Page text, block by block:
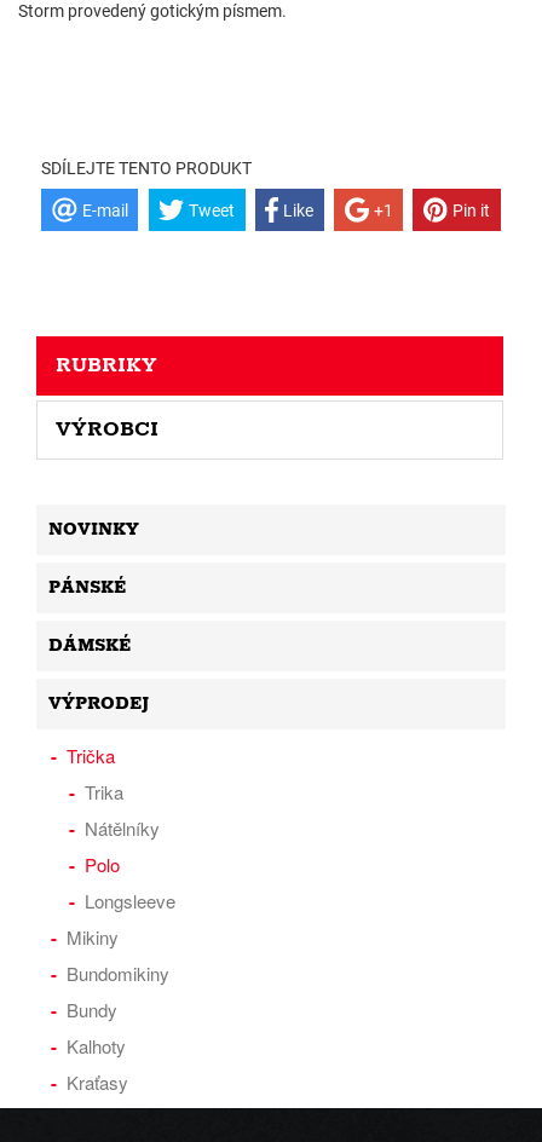
Storm provedený gotickým písmem.
SDÍLEJTE TENTO PRODUKT
E-mail Tweet Like +1 Pin it
RUBRIKY
VÝROBCI
NOVINKY
PÁNSKÉ
DÁMSKÉ
VÝPRODEJ
Trička
Trika
Nátělníky
Polo
Longsleeve
Mikiny
Bundomikiny
Bundy
Kalhoty
Kraťasy